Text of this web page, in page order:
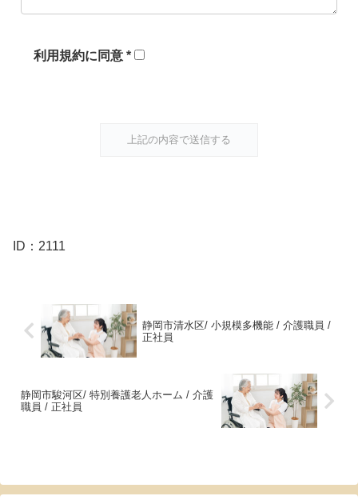
利用規約に同意 *
ID：2111
静岡市清水区/ 小規模多機能 / 介護職員 /
正社員
静岡市駿河区/ 特別養護老人ホーム / 介護
職員 / 正社員